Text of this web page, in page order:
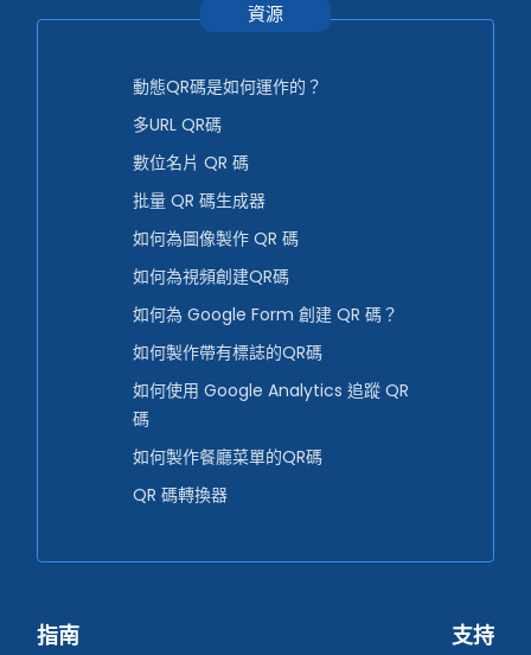
資源
動態QR碼是如何運作的？
多URL QR碼
數位名片 QR 碼
批量 QR 碼生成器
如何為圖像製作 QR 碼
如何為視頻創建QR碼
如何為 Google Form 創建 QR 碼？
如何製作帶有標誌的QR碼
如何使用 Google Analytics 追蹤 QR
碼
如何製作餐廳菜單的QR碼
QR 碼轉換器
指南 支持